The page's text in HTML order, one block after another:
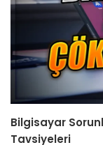
Bilgisayar
Tavsiyeleri